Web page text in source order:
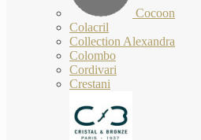
Cocoon
Colacril
Collection Alexandra
Colombo
Cordivari
Crestani